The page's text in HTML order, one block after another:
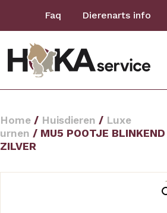
Faq Dierenarts info
Home / Huisdieren / Luxe
urnen / MU5 POOTJE BLINKEND
ZILVER